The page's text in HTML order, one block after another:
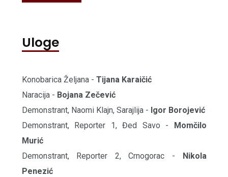
Uloge
Konobarica Željana - Tijana Karaičić
Naracija - Bojana Zečević
Demonstrant, Naomi Klajn, Sarajlija - Igor Borojević
Demonstrant, Reporter 1, Đed Savo -
Momčilo
Murić
Demonstrant, Reporter 2, Crnogorac -
Nikola
Penezić